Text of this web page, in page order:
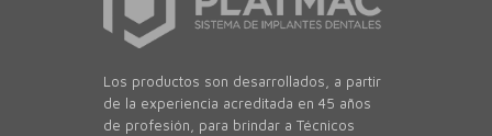
Los productos son desarrollados, a partir
de la experiencia acreditada en 45 años
de profesión, para brindar a Técnicos